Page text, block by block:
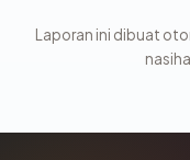
Laporan ini dibuat